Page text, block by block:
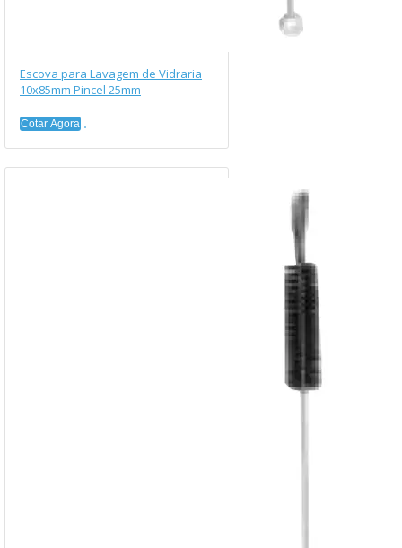
Escova para Lavagem de Vidraria
10x85mm Pincel 25mm
Cotar Agora